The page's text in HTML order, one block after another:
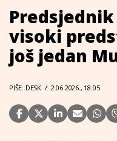
Predsjednik
visoki
još jedan
PIŠE: DESK / 2.06.2026., 18:05